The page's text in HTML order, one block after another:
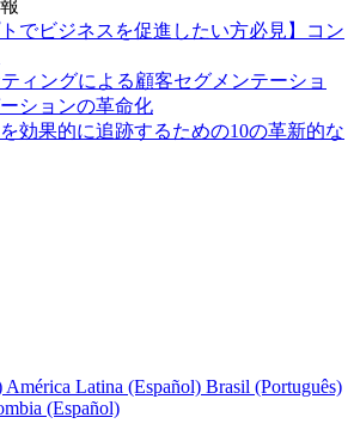
でビジネスを促進したい方必見】コン
ィングによる顧客セグメンテーショ
ションの革命化
効果的に追跡するための10の革新的な
América Latina (Español) Brasil (Português)
(Español)